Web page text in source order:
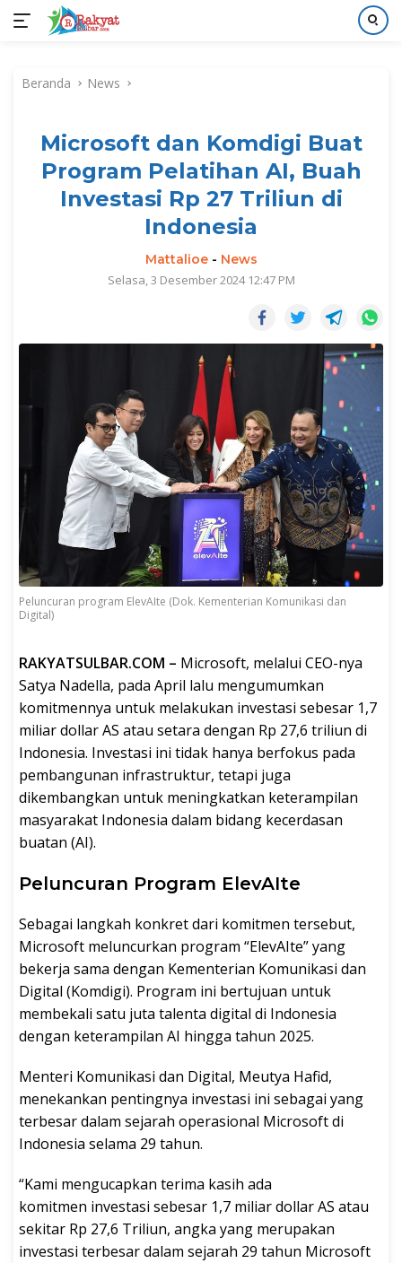
kontenBeranda News
Microsoft dan Komdigi Buat
Program Pelatihan AI, Buah
Investasi Rp 27 Triliun di
Indonesia
Mattalioe- News
Selasa, 3 Desember 2024 12:47 PM
Peluncuran program ElevAIte (Dok. Kementerian Komunikasi dan
Digital)
RAKYATSULBAR.COM – Microsoft, melalui CEO-nya
Satya Nadella, pada April lalu mengumumkan
komitmennya untuk melakukan investasi sebesar 1,7
miliar dollar AS atau setara dengan Rp 27,6 triliun di
Indonesia. Investasi ini tidak hanya berfokus pada
pembangunan infrastruktur, tetapi juga
dikembangkan untuk meningkatkan keterampilan
masyarakat Indonesia dalam bidang kecerdasan
buatan (AI).
Peluncuran Program ElevAIte
Sebagai langkah konkret dari komitmen tersebut,
Microsoft meluncurkan program “ElevAIte” yang
bekerja sama dengan Kementerian Komunikasi dan
Digital (Komdigi). Program ini bertujuan untuk
membekali satu juta talenta digital di Indonesia
dengan keterampilan AI hingga tahun 2025.
Menteri Komunikasi dan Digital, Meutya Hafid,
menekankan pentingnya investasi ini sebagai yang
terbesar dalam sejarah operasional Microsoft di
Indonesia selama 29 tahun.
“Kami mengucapkan terima kasih ada
komitmen investasi sebesar 1,7 miliar dollar AS atau
sekitar Rp 27,6 Triliun, angka yang merupakan
investasi terbesar dalam sejarah 29 tahun Microsoft